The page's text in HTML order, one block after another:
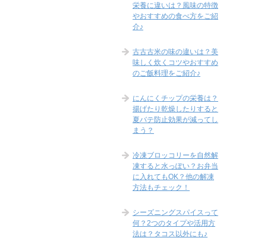
栄養に違いは？風味の特徴
やおすすめの食べ方をご紹
介♪
古古古米の味の違いは？美
味しく炊くコツやおすすめ
のご飯料理をご紹介♪
にんにくチップの栄養は？
揚げたり乾燥したりすると
夏バテ防止効果が減ってし
まう？
冷凍ブロッコリーを自然解
凍すると水っぽい？お弁当
に入れてもOK？他の解凍
方法もチェック！
シーズニングスパイスって
何？2つのタイプや活用方
法は？タコス以外にも♪